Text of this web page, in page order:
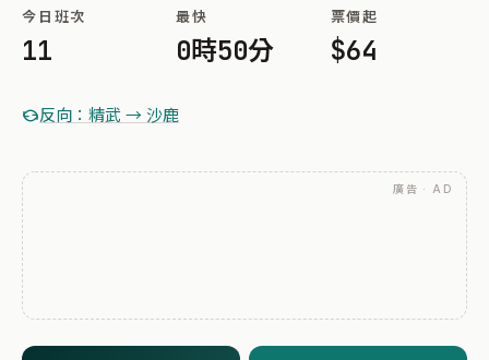
今日班次
11
最快
0時50分
票價起
$64
反向：精武 → 沙鹿
廣告 · AD